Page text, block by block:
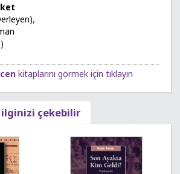
,
kitaplarını görmek için tıklayın
çekebilir